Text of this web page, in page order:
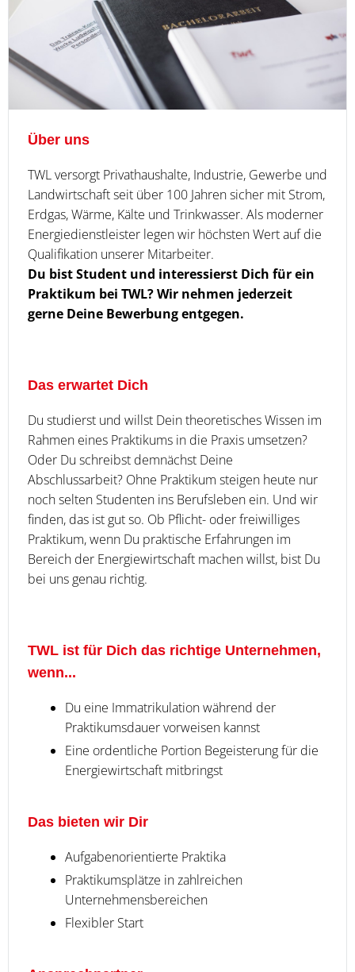
Über uns
TWL versorgt Privathaushalte, Industrie, Gewerbe und
Landwirtschaft seit über 100 Jahren sicher mit Strom,
Erdgas, Wärme, Kälte und Trinkwasser. Als moderner
Energiedienstleister legen wir höchsten Wert auf die
Qualifikation unserer Mitarbeiter.
Du bist Student und interessierst Dich für ein
Praktikum bei TWL? Wir nehmen jederzeit
gerne Deine Bewerbung entgegen.
Das erwartet Dich
Du studierst und willst Dein theoretisches Wissen im
Rahmen eines Praktikums in die Praxis umsetzen?
Oder Du schreibst demnächst Deine
Abschlussarbeit? Ohne Praktikum steigen heute nur
noch selten Studenten ins Berufsleben ein. Und wir
finden, das ist gut so. Ob Pflicht- oder freiwilliges
Praktikum, wenn Du praktische Erfahrungen im
Bereich der Energiewirtschaft machen willst, bist Du
bei uns genau richtig.
TWL ist für Dich das richtige Unternehmen,
wenn...
Du eine Immatrikulation während der
Praktikumsdauer vorweisen kannst
Eine ordentliche Portion Begeisterung für die
Energiewirtschaft mitbringst
Das bieten wir Dir
Aufgabenorientierte Praktika
Praktikumsplätze in zahlreichen
Unternehmensbereichen
Flexibler Start